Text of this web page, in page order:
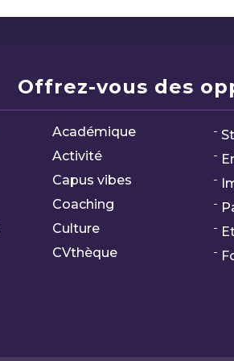
Offrez-vous des
Académique
Activité
Capus vibes
Coaching
Culture
CVthèque